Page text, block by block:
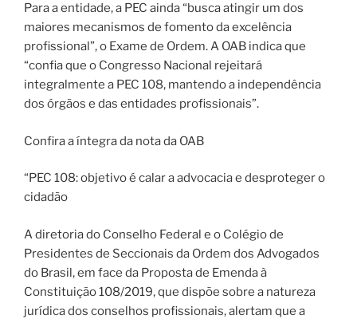
Para a entidade, a PEC ainda “busca atingir um dos
maiores mecanismos de fomento da excelência
profissional”, o Exame de Ordem. A OAB indica que
“confia que o Congresso Nacional rejeitará
integralmente a PEC 108, mantendo a independência
dos órgãos e das entidades profissionais”.
Confira a íntegra da nota da OAB
“PEC 108: objetivo é calar a advocacia e desproteger o
cidadão
A diretoria do Conselho Federal e o Colégio de
Presidentes de Seccionais da Ordem dos Advogados
do Brasil, em face da Proposta de Emenda à
Constituição 108/2019, que dispõe sobre a natureza
jurídica dos conselhos profissionais, alertam que a